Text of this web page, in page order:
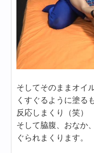
そしてそのままオイ
くすぐるように塗る
反応しまくり（笑）
そして脇腹、おなか
ぐられまくります。